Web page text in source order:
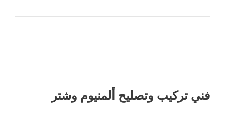
فني تركيب وتصليح ألمنيوم وشتر